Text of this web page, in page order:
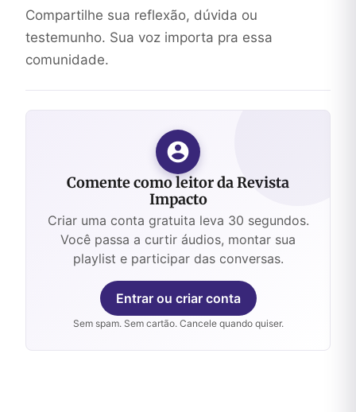
Compartilhe sua reflexão, dúvida ou
testemunho. Sua voz importa pra essa
comunidade.
Comente como leitor da Revista
Impacto
Criar uma conta gratuita leva 30 segundos.
Você passa a curtir áudios, montar sua
playlist e participar das conversas.
Entrar ou criar conta
Sem spam. Sem cartão. Cancele quando quiser.